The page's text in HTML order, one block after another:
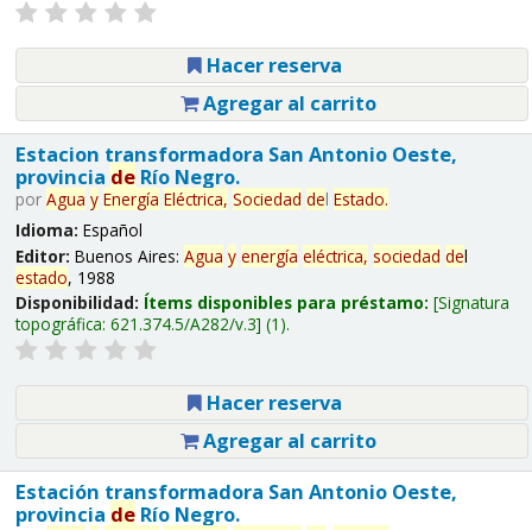
Hacer reserva
Agregar al carrito
Estacion transformadora San Antonio Oeste,
provincia deRío Negro.
por Agua y Energía Eléctrica, Sociedad del Estado.
Idioma: Español
Editor: Buenos Aires: Agua y energía eléctrica, sociedad del
estado, 1988
Disponibilidad: Ítems disponibles para préstamo: Signatura
topográfica: 621.374.5/A282/v.3 (1).
Hacer reserva
Agregar al carrito
Estación transformadora San Antonio Oeste,
provincia deRío Negro.